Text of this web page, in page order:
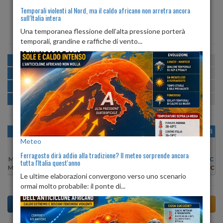
ore 06:21 ore 20:34
MATTINA min:21º max:26º U:54%-85%
POMERIGGIO min:27º max: 28º U:53%-54%
SERA min:24º max:30º U:
NOTTE min:22º max:24º U:81% 85%
OGGI
Min: 22°C
Max:25°C
DOM 09
Min: 21°C
Max: 26°C
LUN 10
Min:21°C
Max:
MAR 11
Min:21°C Min:21°C
GIO 13
Min:21°C
VEN 14
Min:
21°C
26°C
Temporali violenti al Nord, ma il caldo africano non arretra ancora
sull’Italia intera
Una temporanea flessione dell’alta pressione porterà
temporali, grandine e raffiche di vento...
Meteo
Ferragosto dirà addio alla tradizione? Il meteo sorprende ancora
tutta l'Italia quest'anno
Le ultime elaborazioni convergono verso uno scenario
ormai molto probabile: il ponte di...